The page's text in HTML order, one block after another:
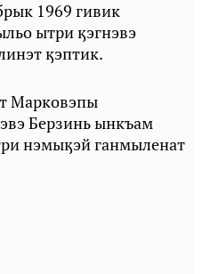
1969 гивик
ытри ӄэгнэвэ
ӄэптик.
Марковэпы
Берзинь ынкъам
нэмыӄэй ганмыленат